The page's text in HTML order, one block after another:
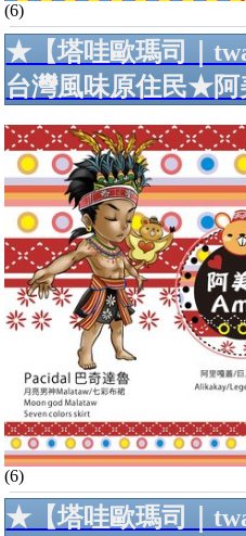
(6)
★【塔哇歐瑪司｜
台灣風味原住民★阿
(6)
★【塔哇歐瑪司｜